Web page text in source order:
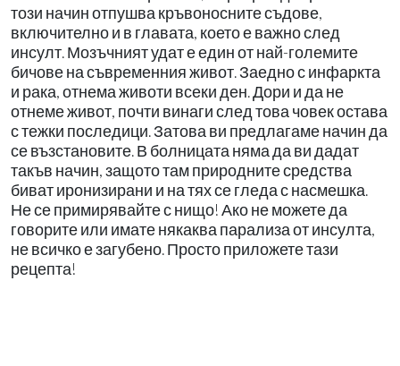
този начин отпушва кръвоносните съдове,
включително и в главата, което е важно след
инсулт. Мозъчният удат е един от най-големите
бичове на съвременния живот. Заедно с инфаркта
и рака, отнема животи всеки ден. Дори и да не
отнеме живот, почти винаги след това човек остава
с тежки последици. Затова ви предлагаме начин да
се възстановите. В болницата няма да ви дадат
такъв начин, защото там природните средства
биват иронизирани и на тях се гледа с насмешка.
Не се примирявайте с нищо! Ако не можете да
говорите или имате някаква парализа от инсулта,
не всичко е загубено. Просто приложете тази
рецепта!